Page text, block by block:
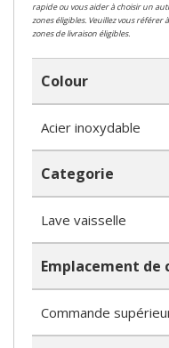
rapide ou vous aider à choisir un
zones éligibles. Veuillez vous référer
zones de livraison éligibles.
Colour
Acier inoxydable
Categorie
Lave vaisselle
Emplacement de
Commande